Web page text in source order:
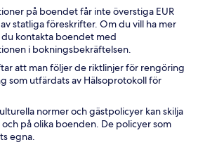
på boendet får inte överstiga EUR
statliga föreskrifter. Om du vill ha mer
kontakta boendet med
i bokningsbekräftelsen.
att man följer de riktlinjer för rengöring
som utfärdats av Hälsoprotokoll för
normer och gästpolicyer kan skilja
och på olika boenden. De policyer som
egna.